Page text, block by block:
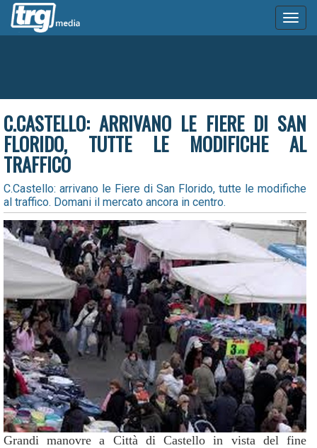
C.CASTELLO: ARRIVANO LE FIERE DI SAN
FLORIDO, TUTTE LE MODIFICHE AL
TRAFFICO
C.Castello: arrivano le Fiere di San Florido, tutte le modifiche
al traffico. Domani il mercato ancora in centro.
Grandi manovre a Città di Castello in vista del fine